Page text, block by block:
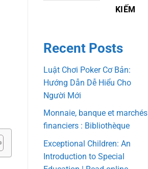
KIẾM
Recent Posts
Luật Chơi Poker Cơ Bản:
Hướng Dẫn Dễ Hiểu Cho
Người Mới
Monnaie, banque et marchés
financiers : Bibliothèque
Exceptional Children: An
Introduction to Special